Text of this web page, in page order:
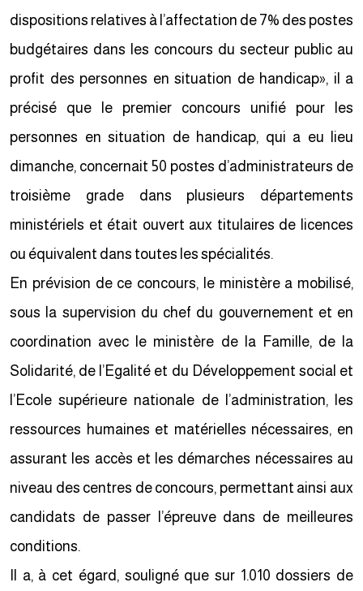
dispositions relatives à l’affectation de 7% des postes
budgétaires dans les concours du secteur public au
profit des personnes en situation de handicap», il a
précisé que le premier concours unifié pour les
personnes en situation de handicap, qui a eu lieu
dimanche, concernait 50 postes d’administrateurs de
troisième grade dans plusieurs départements
ministériels et était ouvert aux titulaires de licences
ou équivalent dans toutes les spécialités.
En prévision de ce concours, le ministère a mobilisé,
sous la supervision du chef du gouvernement et en
coordination avec le ministère de la Famille, de la
Solidarité, de l’Egalité et du Développement social et
l’Ecole supérieure nationale de l’administration, les
ressources humaines et matérielles nécessaires, en
assurant les accès et les démarches nécessaires au
niveau des centres de concours, permettant ainsi aux
candidats de passer l’épreuve dans de meilleures
conditions.
Il a, à cet égard, souligné que sur 1.010 dossiers de